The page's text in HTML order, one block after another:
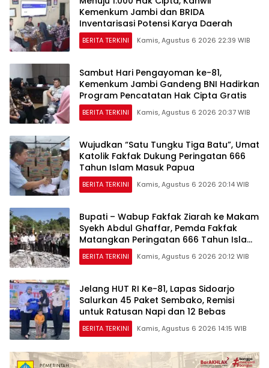
Kemenkum Jambi dan BRIDA
Inventarisasi Potensi Karya Daerah
BERITA TERKINI Kamis, Agustus 6 2026 22:39 WIB
Sambut Hari Pengayoman ke-81,
Kemenkum Jambi Gandeng BNI Hadirkan
Program Pencatatan Hak Cipta Gratis
BERITA TERKINI Kamis, Agustus 6 2026 20:37 WIB
Wujudkan “Satu Tungku Tiga Batu”, Umat
Katolik Fakfak Dukung Peringatan 666
Tahun Islam Masuk Papua
BERITA TERKINI Kamis, Agustus 6 2026 20:14 WIB
Bupati – Wabup Fakfak Ziarah ke Makam
Syekh Abdul Ghaffar, Pemda Fakfak
Matangkan Peringatan 666 Tahun Islam
Masuk Tanah Papua
BERITA TERKINI Kamis, Agustus 6 2026 20:12 WIB
Jelang HUT RI Ke-81, Lapas Sidoarjo
Salurkan 45 Paket Sembako, Remisi
untuk Ratusan Napi dan 12 Bebas
BERITA TERKINI Kamis, Agustus 6 2026 14:15 WIB